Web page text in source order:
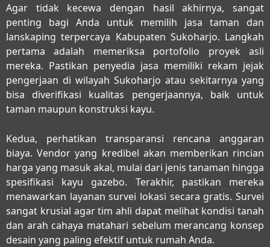
Agar tidak kecewa dengan hasil akhirnya, sangat
penting bagi Anda untuk memilih jasa taman dan
lanskaping terpercaya Kabupaten Sukoharjo. Langkah
pertama adalah memeriksa portofolio proyek asli
mereka. Pastikan penyedia jasa memiliki rekam jejak
pengerjaan di wilayah Sukoharjo atau sekitarnya yang
bisa diverifikasi kualitas pengerjaannya, baik untuk
taman maupun konstruksi kayu.
Kedua, perhatikan transparansi rencana anggaran
biaya. Vendor yang kredibel akan memberikan rincian
harga yang masuk akal, mulai dari jenis tanaman hingga
spesifikasi kayu gazebo. Terakhir, pastikan mereka
menawarkan layanan survei lokasi secara gratis. Survei
sangat krusial agar tim ahli dapat melihat kondisi tanah
dan arah cahaya matahari sebelum merancang konsep
desain yang paling efektif untuk rumah Anda.